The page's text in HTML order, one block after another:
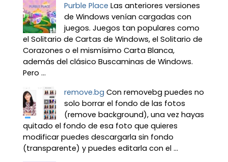
Purble Place Las anteriores versiones
de Windows venían cargadas con
juegos. Juegos tan populares como
el Solitario de Cartas de Windows, el Solitario de
Corazones o el mismísimo Carta Blanca,
además del clásico Buscaminas de Windows.
Pero ...
remove.bg Con removebg puedes no
solo borrar el fondo de las fotos
(remove background), una vez hayas
quitado el fondo de esa foto que quieres
modificar puedes descargarla sin fondo
(transparente) y puedes editarla con el ...